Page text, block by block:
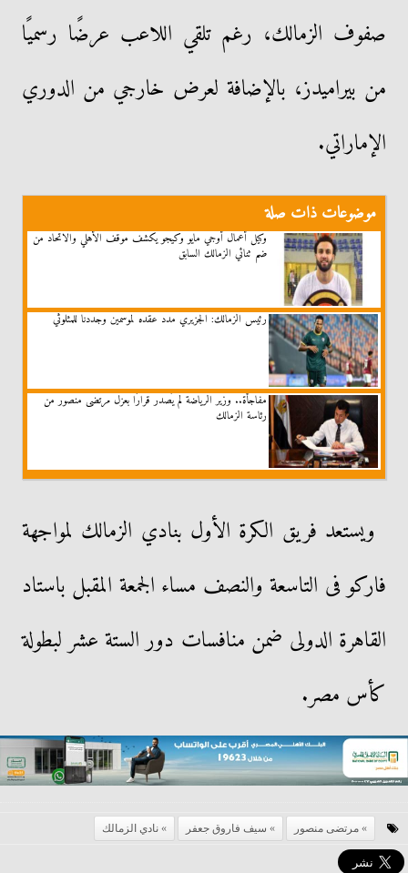
صفوف الزمالك، رغم تلقي اللاعب عرضًا رسميًا
من بيراميدز، بالإضافة لعرض خارجي من الدوري
الإماراتي.
موضوعات ذات صلة
وكيل أعمال أوجي مايو وكيجو يكشف موقف الأهلي والاتحاد من
ضم ثنائي الزمالك السابق
رئيس الزمالك: الجزيري مدد عقده لموسمين وجددنا للمثلوثي
مفاجأة.. وزير الرياضة لم يُصدر قرارًا بعزل مرتضى منصور من
رئاسة الزمالك
ويستعد فريق الكرة الأول بنادي الزمالك لمواجهة
فاركو فى التاسعة والنصف مساء الجمعة المقبل باستاد
القاهرة الدولى ضمن منافسات دور الستة عشر لبطولة
كأس مصر.
مرتضى منصور سيف فاروق جعفر نادي الزمالك